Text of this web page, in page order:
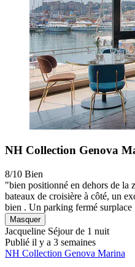
NH Collection Genova
8/10 Bien
"bien positionné en dehors de la
bateaux de croisière à côté, un
bien . Un parking fermé surplace
Masquer
Jacqueline Séjour de 1 nuit
Publié il y a 3 semaines
NH Collection Genova Marina